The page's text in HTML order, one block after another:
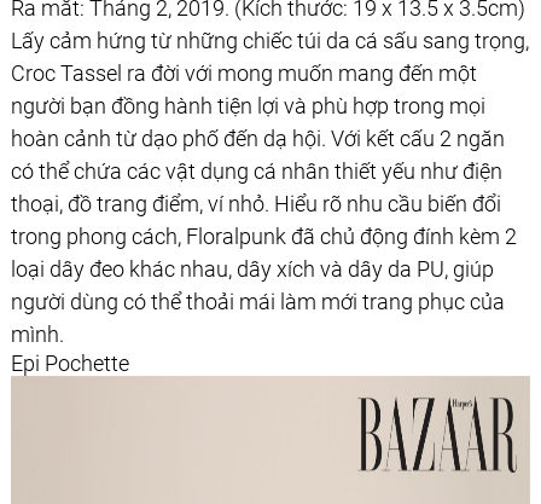
Ra mắt: Tháng 2, 2019. (Kích thước: 19 x 13.5 x 3.5cm)
Lấy cảm hứng từ những chiếc túi da cá sấu sang trọng,
Croc Tassel ra đời với mong muốn mang đến một
người bạn đồng hành tiện lợi và phù hợp trong mọi
hoàn cảnh từ dạo phố đến dạ hội. Với kết cấu 2 ngăn
có thể chứa các vật dụng cá nhân thiết yếu như điện
thoại, đồ trang điểm, ví nhỏ. Hiểu rõ nhu cầu biến đổi
trong phong cách, Floralpunk đã chủ động đính kèm 2
loại dây đeo khác nhau, dây xích và dây da PU, giúp
người dùng có thể thoải mái làm mới trang phục của
mình.
Epi Pochette